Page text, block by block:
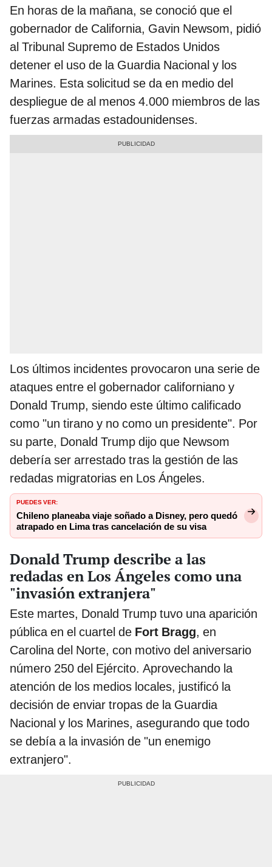
En horas de la mañana, se conoció que el
gobernador de California, Gavin Newsom, pidió
al Tribunal Supremo de Estados Unidos
detener el uso de la Guardia Nacional y los
Marines. Esta solicitud se da en medio del
despliegue de al menos 4.000 miembros de las
fuerzas armadas estadounidenses.
Los últimos incidentes provocaron una serie de
ataques entre el gobernador californiano y
Donald Trump, siendo este último calificado
como "un tirano y no como un presidente". Por
su parte, Donald Trump dijo que Newsom
debería ser arrestado tras la gestión de las
redadas migratorias en Los Ángeles.
PUEDES VER:
Chileno planeaba viaje soñado a Disney, pero quedó
atrapado en Lima tras cancelación de su visa
Donald Trump describe a las
redadas en Los Ángeles como una
"invasión extranjera"
Este martes, Donald Trump tuvo una aparición
pública en el cuartel de Fort Bragg, en
Carolina del Norte, con motivo del aniversario
número 250 del Ejército. Aprovechando la
atención de los medios locales, justificó la
decisión de enviar tropas de la Guardia
Nacional y los Marines, asegurando que todo
se debía a la invasión de "un enemigo
extranjero".